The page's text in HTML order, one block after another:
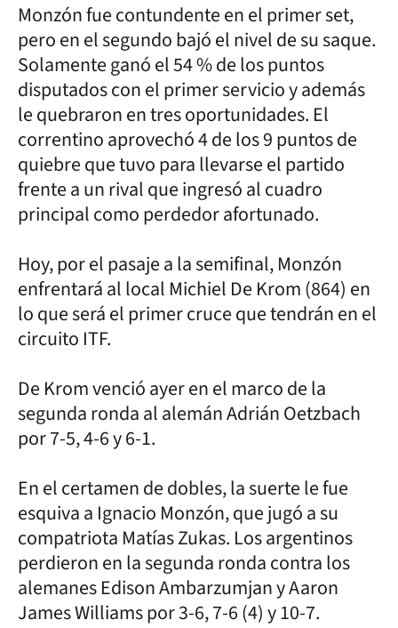
Monzón fue contundente en el primer set,
pero en el segundo bajó el nivel de su saque.
Solamente ganó el 54 % de los puntos
disputados con el primer servicio y además
le quebraron en tres oportunidades. El
correntino aprovechó 4 de los 9 puntos de
quiebre que tuvo para llevarse el partido
frente a un rival que ingresó al cuadro
principal como perdedor afortunado.
Hoy, por el pasaje a la semifinal, Monzón
enfrentará al local Michiel De Krom (864) en
lo que será el primer cruce que tendrán en el
circuito ITF.
De Krom venció ayer en el marco de la
segunda ronda al alemán Adrián Oetzbach
por 7-5, 4-6 y 6-1.
En el certamen de dobles, la suerte le fue
esquiva a Ignacio Monzón, que jugó a su
compatriota Matías Zukas. Los argentinos
perdieron en la segunda ronda contra los
alemanes Edison Ambarzumjan y Aaron
James Williams por 3-6, 7-6 (4) y 10-7.